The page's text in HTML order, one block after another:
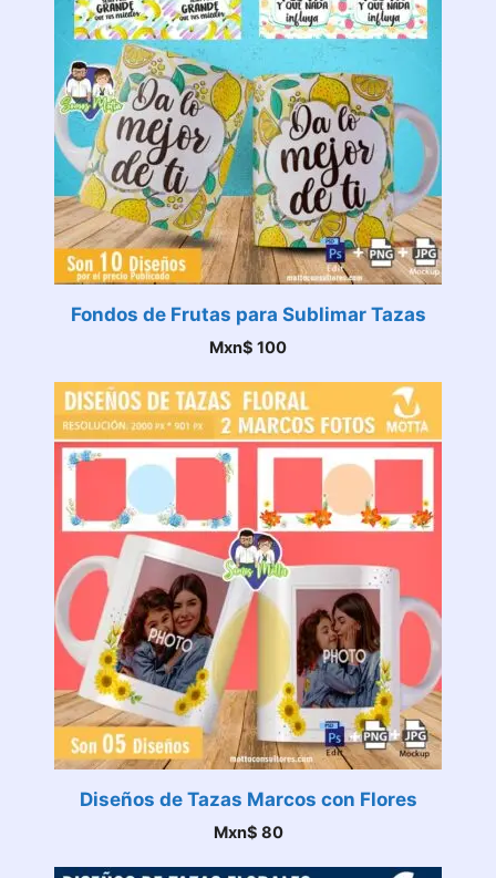
Fondos de Frutas para Sublimar Tazas
Mxn$ 100
Diseños de Tazas Marcos con Flores
Mxn$ 80